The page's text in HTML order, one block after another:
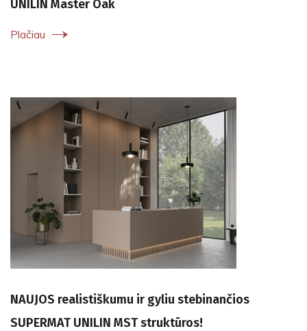
UNILIN Master Oak
Plačiau
NAUJOS realistiškumu ir gyliu stebinančios
SUPERMAT UNILIN MST struktūros!